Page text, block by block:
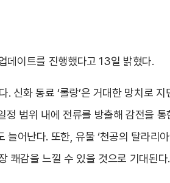
데이트를 진행했다고 13일 밝혔다.
화 동료 ‘롤랑’은 거대한 망치로
정 범위 내에 전류를 방출해 감전을
어난다. 또한, 유물 ‘천공의 탈라리
쾌감을 느낄 수 있을 것으로 기대된다.